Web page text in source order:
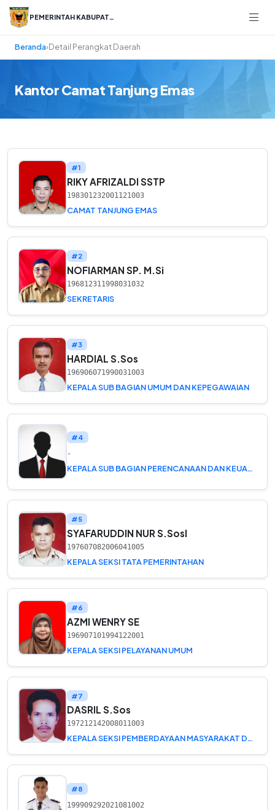
PEMERINTAH KABUPATEN
Beranda›Detail Perangkat Daerah
Kantor Camat Tanjung Emas
#1
RIKY AFRIZALDI SSTP
198301232001121003
CAMAT TANJUNG EMAS
#2
NOFIARMAN SP. M.Si
196812311998031032
SEKRETARIS
#3
HARDIAL S.Sos
196906071990031003
KEPALA SUB BAGIAN UMUM DAN KEPEGAWAIAN
#4
-
KEPALA SUB BAGIAN PERENCANAAN DAN KEUANGAN
#5
SYAFARUDDIN NUR S.SosI
197607082006041005
KEPALA SEKSI TATA PEMERINTAHAN
#6
AZMI WENRY SE
196907101994122001
KEPALA SEKSI PELAYANAN UMUM
#7
DASRIL S.Sos
197212142008011003
KEPALA SEKSI PEMBERDAYAAN MASYARAKAT DAN DESA
#8
199909292021081002